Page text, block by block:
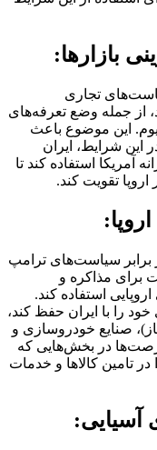
تجاری
از جمله وضع تعرفه‌های
این موضوع باعث
این شرایط، ایران
آمریکا استفاده کند تا
اروپا تقویت کند.
در برابر سیاست‌های ترامپ
برای مذاکره و
استفاده کند.
خود را با ایران حفظ کند،
صنایع خودروسازی و
فرصت‌ها در بخش‌هایی که
در تامین کالاها و خدمات